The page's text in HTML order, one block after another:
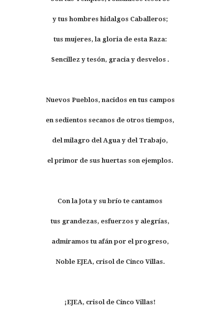
y tus hombres hidalgos Caballeros;
tus mujeres, la gloria de esta Raza:
Sencillez y tesón, gracia y desvelos .
Nuevos Pueblos, nacidos en tus campos
en sedientos secanos de otros tiempos,
del milagro del Agua y del Trabajo,
el primor de sus huertas son ejemplos.
Con la Jota y su brío te cantamos
tus grandezas, esfuerzos y alegrías,
admiramos tu afán por el progreso,
Noble EJEA, crisol de Cinco Villas.
¡EJEA, crisol de Cinco Villas!